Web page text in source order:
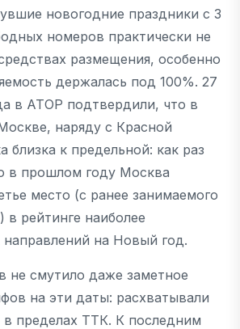
новогодние праздники с 3
номеров практически не
размещения, особенно
держалась под 100%. 27
в АТОР подтвердили, что в
наряду с Красной
близка к предельной: как раз
в прошлом году Москва
место (с ранее занимаемого
в рейтинге наиболее
на Новый год.
не смутило даже заметное
на эти даты: расхватывали
в пределах ТТК. К последним